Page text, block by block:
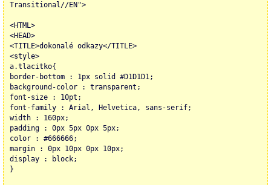
Transitional//EN">
<HTML>
<HEAD>
<TITLE>dokonalé odkazy</TITLE>
<style>
a.tlacitko{
border-bottom : 1px solid #D1D1D1;
background-color : transparent;
font-size : 10pt;
font-family : Arial, Helvetica, sans-serif;
width : 160px;
padding : 0px 5px 0px 5px;
color : #666666;
margin : 0px 10px 0px 10px;
display : block;
}